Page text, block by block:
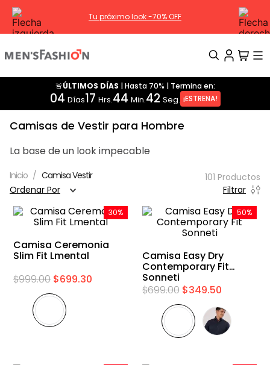
HÁBITAT | Nueva Colección
🚨ÚLTIMOS DÍAS | Hasta 70% | Termina en:
04 Días17 Hrs.44 Min.41 Seg. ¡ESTRENA!
Camisas de Vestir para Hombre
La base de un look impecable
Camisa Vestir 101 Productos
Ordenar Por
Filtrar
30%
Camisa Ceremonia
Slim Fit Lmental
$999.00 $699.30
50%
Camisa Easy Dry
Contemporary Fit
Sonneti
$699.00 $349.50
TÉRMINOS MÁS BUSCADOS
2.
pantalon
3.
camisa
.
saco
5.
chamarra
6.
sobrecamisa
8.
smoking
9.
playera
abrigo